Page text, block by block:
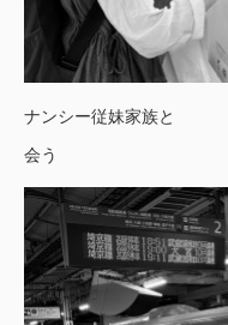
ナンシー従妹家族と
会う